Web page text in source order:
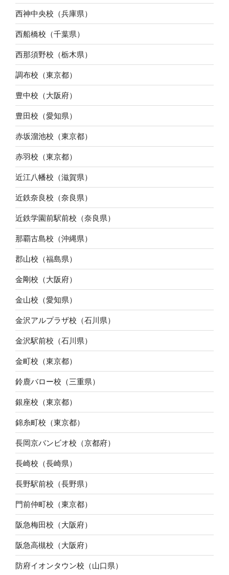
西神中央校（兵庫県）
西船橋校（千葉県）
西那須野校（栃木県）
調布校（東京都）
豊中校（大阪府）
豊田校（愛知県）
赤坂溜池校（東京都）
赤羽校（東京都）
近江八幡校（滋賀県）
近鉄奈良校（奈良県）
近鉄学園前駅前校（奈良県）
那覇古島校（沖縄県）
郡山校（福島県）
金剛校（大阪府）
金山校（愛知県）
金沢アルプラザ校（石川県）
金沢駅前校（石川県）
金町校（東京都）
鈴鹿バロー校（三重県）
銀座校（東京都）
錦糸町校（東京都）
長岡京バンビオ校（京都府）
長崎校（長崎県）
長野駅前校（長野県）
門前仲町校（東京都）
阪急梅田校（大阪府）
阪急高槻校（大阪府）
防府イオンタウン校（山口県）